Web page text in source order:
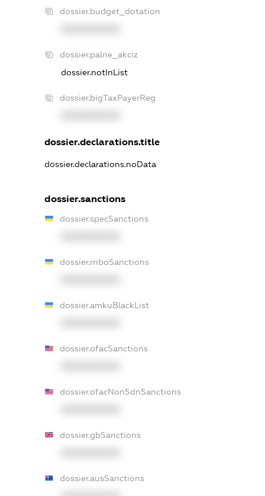
dossier.budget_dotation
dossier.palne_akciz
dossier.notInList
dossier.bigTaxPayerReg
dossier.declarations.title
dossier.declarations.noData
dossier.sanctions
dossier.specSanctions
dossier.rnboSanctions
dossier.amkuBlackList
dossier.ofacSanctions
dossier.ofacNonSdnSanctions
dossier.gbSanctions
dossier.ausSanctions